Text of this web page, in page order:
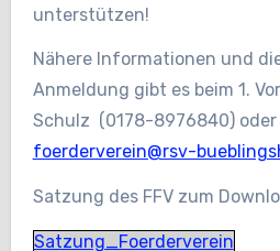
unterstützen!
Nähere Informationen und
Anmeldung gibt es beim 1.
Schulz (0178-8976840) oder
foerderverein@rsv-
Satzung des FFV zum
Satzung_Foerderverein